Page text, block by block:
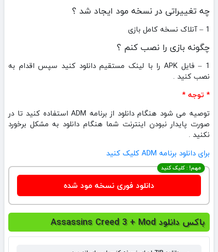
چه تغییراتی در نسخه مود ایجاد شد ؟
1 – آنلاک نسخه کامل بازی
چگونه بازی را نصب کنم ؟
1 – فایل APK را با لینک مستقیم دانلود کنید سپس اقدام به
نصب کنید .
* توجه *
توصیه می شود هنگام دانلود از برنامه ADM استفاده کنید تا در
صورت پایدار نبودن اینترنت شما هنگام دانلود به مشکل برخورد
نکنید .
برای دانلود برنامه ADM کلیک کنید
مهم! : کلیک کنید
دانلود فوری نسخه مود شده
باکس دانلود Assassins Creed 3 + Mod